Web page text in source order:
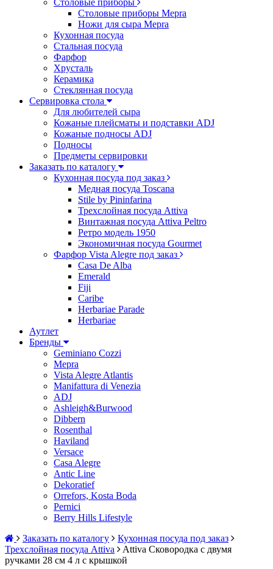
Столовые приборы
Столовые приборы Mepra
Ножи для сыра Mepra
Кухонная посуда
Стальная посуда
Фарфор
Хрусталь
Керамика
Стеклянная посуда
Сервировка стола
Для любителей сыра
Кожаные плейсматы и подставки ADJ
Кожаные подносы ADJ
Подносы
Предметы сервировки
Заказать по каталогу
Кухонная посуда под заказ
Медная посуда Toscana
Stile by Pininfarina
Трехслойная посуда Attiva
Винтажная посуда Attiva Peltro
Ретро модель 1950
Экономичная посуда Gourmet
Фарфор Vista Alegre под заказ
Casa De Alba
Emerald
Fiji
Caribe
Herbariae Parade
Herbariae
Аутлет
Бренды
Geminiano Cozzi
Mepra
Vista Alegre Atlantis
Manifattura di Venezia
ADJ
Ashleigh&Burwood
Dibbern
Rosenthal
Haviland
Versace
Casa Alegre
Antic Line
Dekoratief
Orrefors, Kosta Boda
Pernici
Berry Hills Lifestyle
Заказать по каталогу
Кухонная посуда под заказ
Трехслойная посуда Attiva
Attiva Сковородка с двумя
ручками 28 см 4 л с крышкой